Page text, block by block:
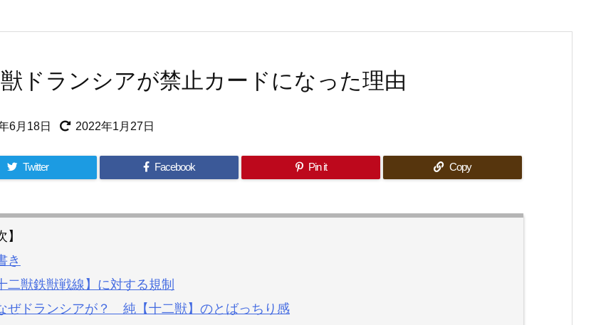
ドランシアが禁止カードになった理由
6月18日 2022年1月27日
Twitter Facebook Pin it Copy
】
き
二獣鉄獣戦線】に対する規制
ぜドランシアが？ 純【十二獣】のとばっちり感